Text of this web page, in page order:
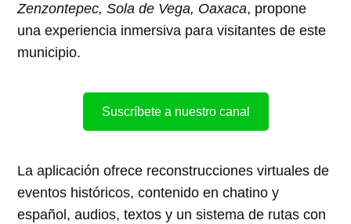
Zenzontepec, Sola de Vega, Oaxaca, propone
una experiencia inmersiva para visitantes de este
municipio.
Suscríbete a nuestro canal
La aplicación ofrece reconstrucciones virtuales de
eventos históricos, contenido en chatino y
español, audios, textos y un sistema de rutas con